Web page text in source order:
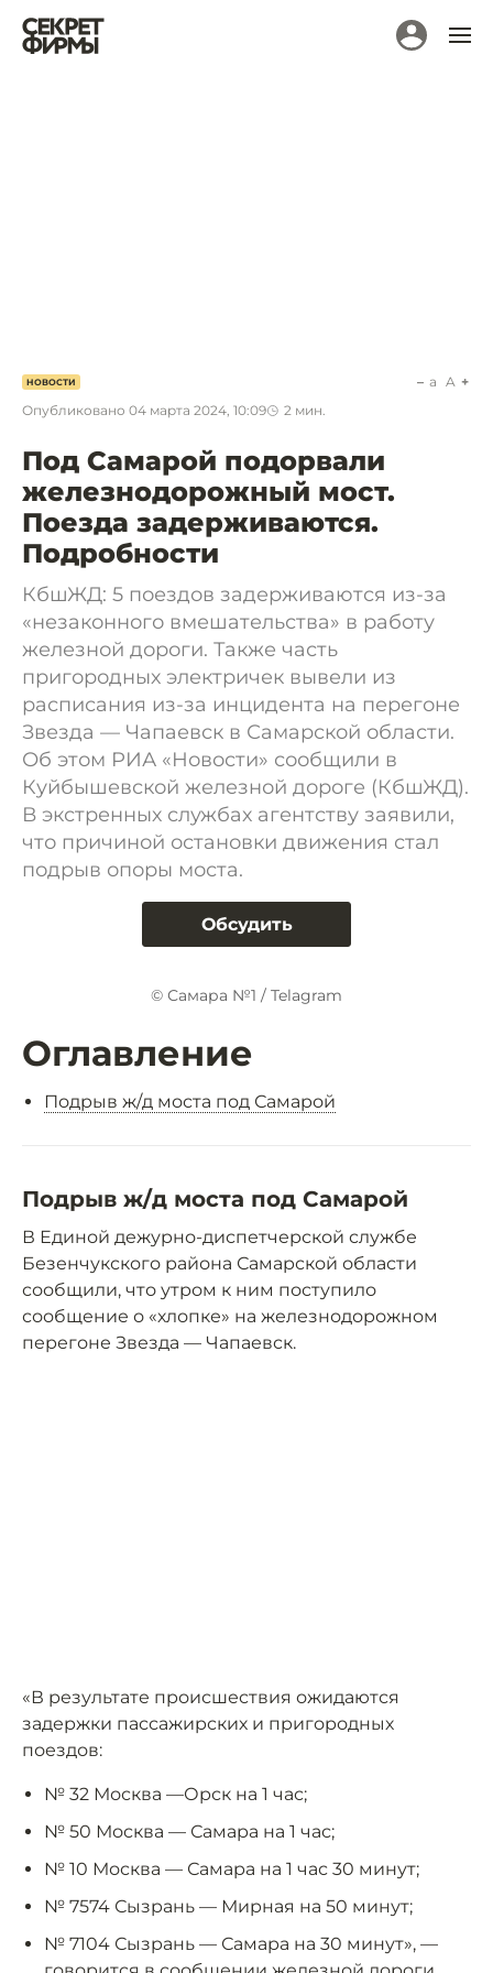
НОВОСТИ
Опубликовано 04 марта 2024, 10:09 2 мин.
a A
Под Самарой подорвали
железнодорожный мост.
Поезда задерживаются.
Подробности
КбшЖД: 5 поездов задерживаются из-за
«незаконного вмешательства» в работу
железной дороги. Также часть
пригородных электричек вывели из
расписания из-за инцидента на перегоне
Звезда — Чапаевск в Самарской области.
Об этом РИА «Новости» сообщили в
Куйбышевской железной дороге (КбшЖД).
В экстренных службах агентству заявили,
что причиной остановки движения стал
подрыв опоры моста.
Обсудить
© Самара №1 / Telagram
Оглавление
Подрыв ж/д моста под Самарой
Подрыв ж/д моста под Самарой
В Единой дежурно-диспетчерской службе
Безенчукского района Самарской области
сообщили, что утром к ним поступило
сообщение о «хлопке» на железнодорожном
перегоне Звезда — Чапаевск.
«В результате происшествия ожидаются
задержки пассажирских и пригородных
поездов:
№ 32 Москва —Орск на 1 час;
№ 50 Москва — Самара на 1 час;
№ 10 Москва — Самара на 1 час 30 минут;
№ 7574 Сызрань — Мирная на 50 минут;
№ 7104 Сызрань — Самара на 30 минут», —